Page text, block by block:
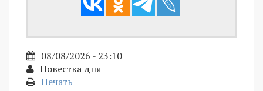
08/08/2026 - 23:10
Повестка дня
Печать